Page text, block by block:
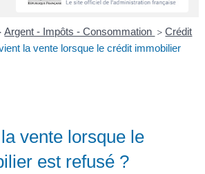
R
Argent - Impôts - Consommation > Crédit
la vente lorsque le crédit immobilier
vente lorsque le
est refusé ?